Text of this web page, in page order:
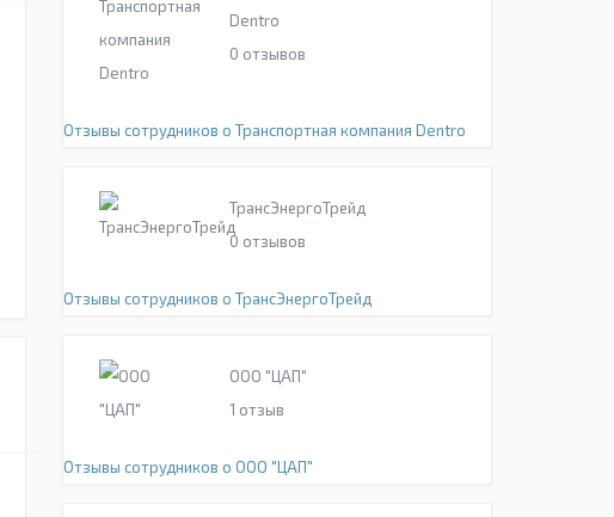
Dentro
0 отзывов
Отзывы сотрудников о Транспортная компания Dentro
ТрансЭнергоТрейд
0 отзывов
Отзывы сотрудников о ТрансЭнергоТрейд
ООО "ЦАП"
1 отзыв
Отзывы сотрудников о ООО "ЦАП"